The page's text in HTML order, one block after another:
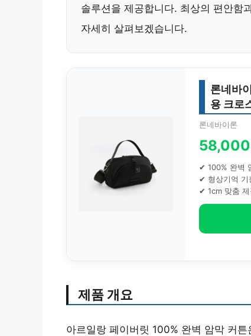
솔루션을 제공합니다. 최상의 편안함
자세히 살펴보겠습니다.
론네바
용 크로
론네바이론
58,000
✔ 100% 완벽
✔ 형상기억 기
✔ 1cm 맞춤
제품 개요
아르일랑 페이버릿 100% 완벽 암막 커